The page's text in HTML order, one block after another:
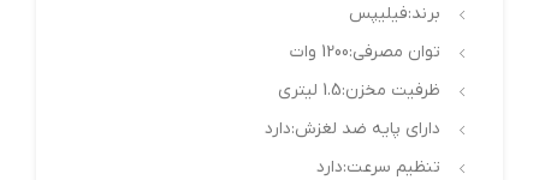
برند:فیلیپس
توان مصرفی:1200 وات
ظرفیت مخزن:1.5 لیتری
دارای پایه ضد لغزش:دارد
تنظیم سرعت:دارد